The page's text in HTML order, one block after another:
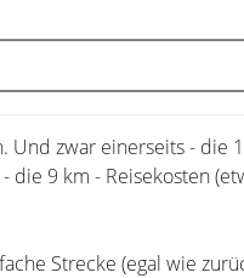
Und zwar einerseits - die
die 9 km - Reisekosten
Strecke (egal wie